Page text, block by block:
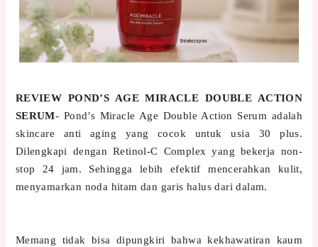
REVIEW POND’S AGE MIRACLE DOUBLE ACTION
SERUM- Pond’s Miracle Age Double Action Serum adalah
skincare anti aging yang cocok untuk usia 30 plus.
Dilengkapi dengan Retinol-C Complex yang bekerja non-
stop 24 jam. Sehingga lebih efektif mencerahkan kulit,
menyamarkan noda hitam dan garis halus dari dalam.
Memang tidak bisa dipungkiri bahwa kekhawatiran kaum